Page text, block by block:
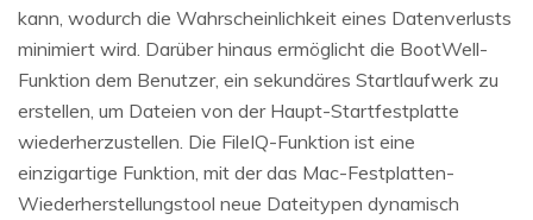
kann, wodurch die Wahrscheinlichkeit eines Datenverlusts
minimiert wird. Darüber hinaus ermöglicht die BootWell-
Funktion dem Benutzer, ein sekundäres Startlaufwerk zu
erstellen, um Dateien von der Haupt-Startfestplatte
wiederherzustellen. Die FileIQ-Funktion ist eine
einzigartige Funktion, mit der das Mac-Festplatten-
Wiederherstellungstool neue Dateitypen dynamisch